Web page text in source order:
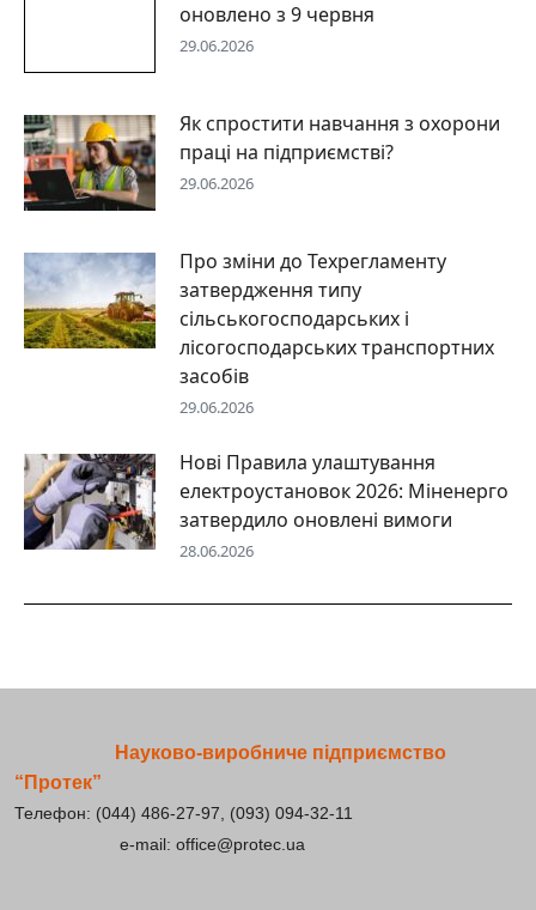
оновлено з 9 червня
29.06.2026
Як спростити навчання з охорони
праці на підприємстві?
29.06.2026
Про зміни до Техрегламенту
затвердження типу
сільськогосподарських і
лісогосподарських транспортних
засобів
29.06.2026
Нові Правила улаштування
електроустановок 2026: Міненерго
затвердило оновлені вимоги
28.06.2026
Науково-виробниче підприємство
“Протек”
Телефон: (044) 486-27-97, (093) 094-32-11
e-mail: office@protec.ua